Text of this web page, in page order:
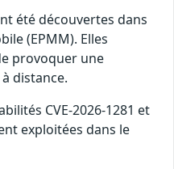
été découvertes dans
(EPMM). Elles
provoquer une
distance.
CVE-2026-1281 et
exploitées dans le